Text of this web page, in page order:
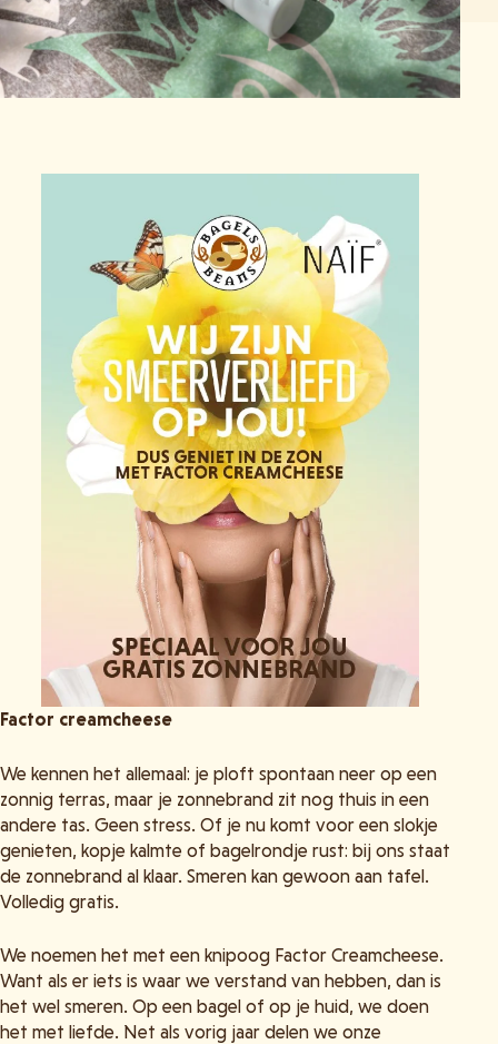
Factor creamcheese
We kennen het allemaal: je ploft spontaan neer op een
zonnig terras, maar je zonnebrand zit nog thuis in een
andere tas. Geen stress. Of je nu komt voor een slokje
genieten, kopje kalmte of bagelrondje rust: bij ons staat
de zonnebrand al klaar. Smeren kan gewoon aan tafel.
Volledig gratis.
We noemen het met een knipoog Factor Creamcheese.
Want als er iets is waar we verstand van hebben, dan is
het wel smeren. Op een bagel of op je huid, we doen
het met liefde. Net als vorig jaar delen we onze